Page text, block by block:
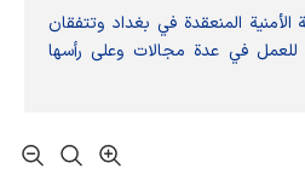
الأمنية المنعقدة في بغداد وتتفقان
في عدة مجالات وعلى رأسها